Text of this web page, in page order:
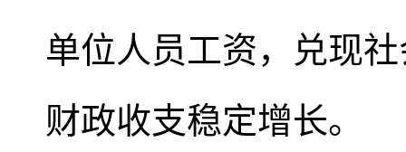
单位人员工资，兑现
财政收支稳定增长。